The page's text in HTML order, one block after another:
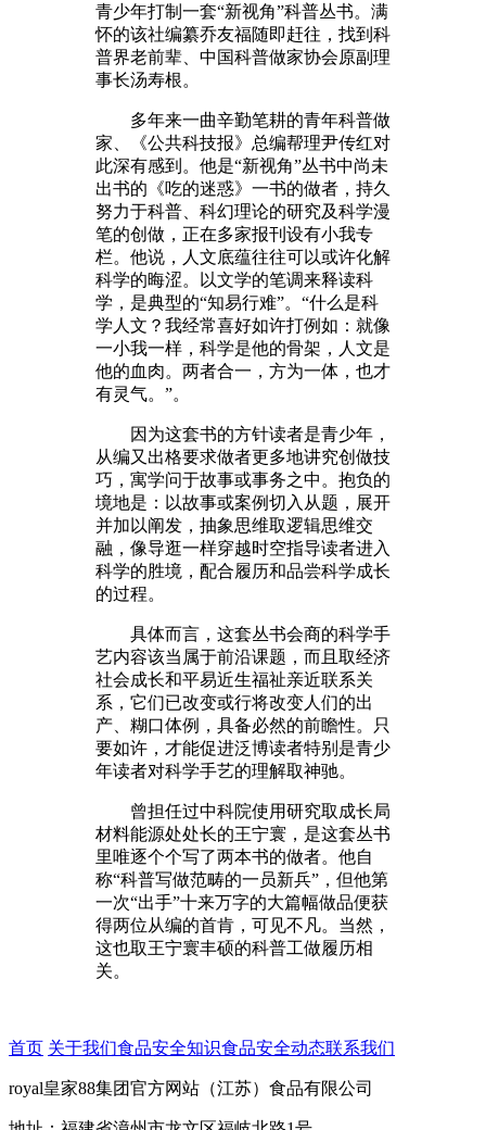
青少年打制一套“新视角”科普丛书。满
怀的该社编纂乔友福随即赶往，找到科
普界老前辈、中国科普做家协会原副理
事长汤寿根。
多年来一曲辛勤笔耕的青年科普做
家、《公共科技报》总编帮理尹传红对
此深有感到。他是“新视角”丛书中尚未
出书的《吃的迷惑》一书的做者，持久
努力于科普、科幻理论的研究及科学漫
笔的创做，正在多家报刊设有小我专
栏。他说，人文底蕴往往可以或许化解
科学的晦涩。以文学的笔调来释读科
学，是典型的“知易行难”。“什么是科
学人文？我经常喜好如许打例如：就像
一小我一样，科学是他的骨架，人文是
他的血肉。两者合一，方为一体，也才
有灵气。”。
因为这套书的方针读者是青少年，
从编又出格要求做者更多地讲究创做技
巧，寓学问于故事或事务之中。抱负的
境地是：以故事或案例切入从题，展开
并加以阐发，抽象思维取逻辑思维交
融，像导逛一样穿越时空指导读者进入
科学的胜境，配合履历和品尝科学成长
的过程。
具体而言，这套丛书会商的科学手
艺内容该当属于前沿课题，而且取经济
社会成长和平易近生福祉亲近联系关
系，它们已改变或行将改变人们的出
产、糊口体例，具备必然的前瞻性。只
要如许，才能促进泛博读者特别是青少
年读者对科学手艺的理解取神驰。
曾担任过中科院使用研究取成长局
材料能源处处长的王宁寰，是这套丛书
里唯逐个个写了两本书的做者。他自
称“科普写做范畴的一员新兵”，但他第
一次“出手”十来万字的大篇幅做品便获
得两位从编的首肯，可见不凡。当然，
这也取王宁寰丰硕的科普工做履历相
关。
首页 关于我们食品安全知识食品安全动态联系我们
royal皇家88集团官方网站（江苏）食品有限公司